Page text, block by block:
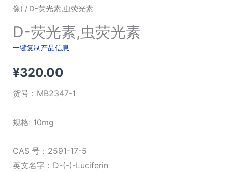
像) / D-荧光素,虫荧光素
D-荧光素,虫荧光素
一键复制产品信息
¥320.00
货号： MB2347-1
规格: 10mg
CAS 号：2591-17-5
英文名字：D-(-)-Luciferin